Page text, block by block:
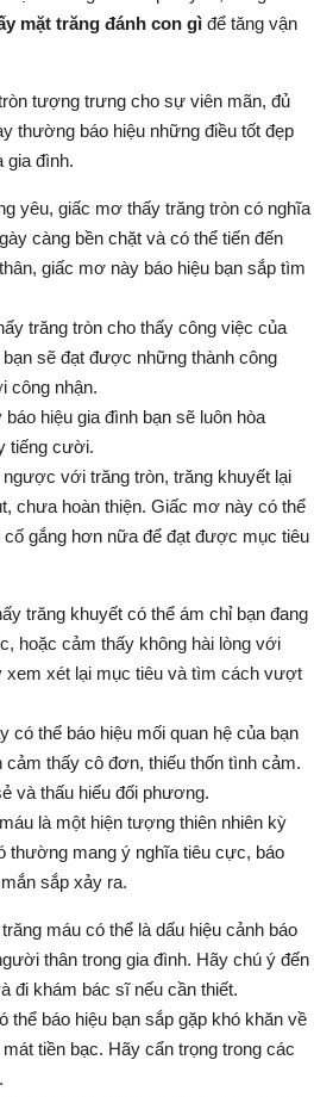
mặt trăng đánh con gì để tăng vận
tượng trưng cho sự viên mãn, đủ
thường báo hiệu những điều tốt đẹp
gia đình.
yêu, giấc mơ thấy trăng tròn có nghĩa
càng bền chặt và có thể tiến đến
giấc mơ này báo hiệu bạn sắp tìm
trăng tròn cho thấy công việc của
sẽ đạt được những thành công
công nhận.
hiệu gia đình bạn sẽ luôn hòa
tiếng cười.
ngược với trăng tròn, trăng khuyết lại
chưa hoàn thiện. Giấc mơ này có thể
gắng hơn nữa để đạt được mục tiêu
trăng khuyết có thể ám chỉ bạn đang
hoặc cảm thấy không hài lòng với
xem xét lại mục tiêu và tìm cách vượt
có thể báo hiệu mối quan hệ của bạn
cảm thấy cô đơn, thiếu thốn tình cảm.
và thấu hiểu đối phương.
là một hiện tượng thiên nhiên kỳ
thường mang ý nghĩa tiêu cực, báo
sắp xảy ra.
máu có thể là dấu hiệu cảnh báo
thân trong gia đình. Hãy chú ý đến
đi khám bác sĩ nếu cần thiết.
thể báo hiệu bạn sắp gặp khó khăn về
tiền bạc. Hãy cẩn trọng trong các